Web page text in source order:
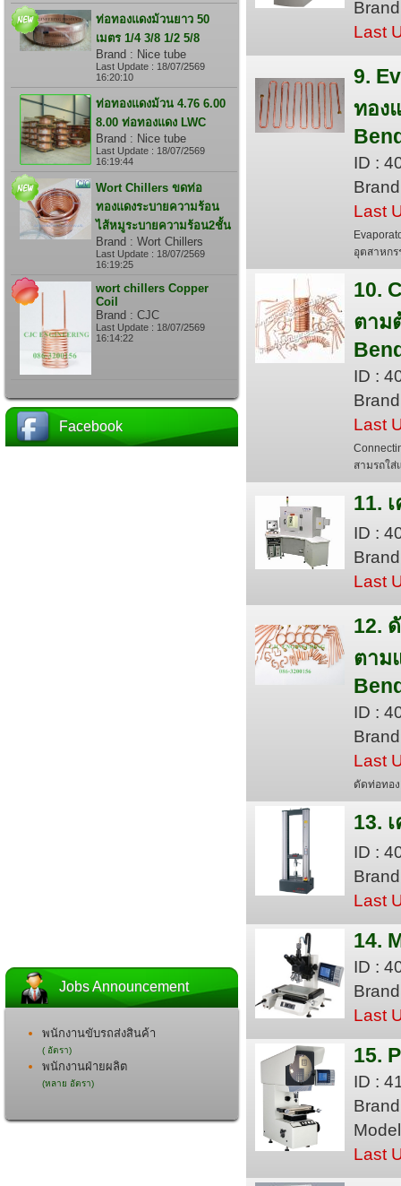
Last
9.
ทอง
ID :
Last
อุตสาหกร
10.
ตาม
ID :
Last
สามรถใ
11.
ID :
Last
12.
ตาม
ID :
Last
ดัดท่อทอ
13.
ID :
Last
14.
ID :
Last
15.
ID :
Last
ท่อทองแดงม้วนยาว 50
เมตร 1/4 3/8 1/2 5/8
Brand : Nice tube
Last Update : 18/07/2569
16:20:10
ท่อทองแดงม้วน 4.76 6.00
8.00 ท่อทองแดง LWC
Brand : Nice tube
Last Update : 18/07/2569
16:19:44
Wort Chillers ขดท่อ
ทองแดงระบายความร้อน
ไส้หมูระบายความร้อน2ชั้น
Brand : Wort Chillers
Last Update : 18/07/2569
16:19:25
wort chillers Copper
Coil
Brand : CJC
Last Update : 18/07/2569
16:14:22
Facebook
Jobs Announcement
พนักงานขับรถส่งสินค้า
( อัตรา)
พนักงานฝ่ายผลิต
(หลาย อัตรา)